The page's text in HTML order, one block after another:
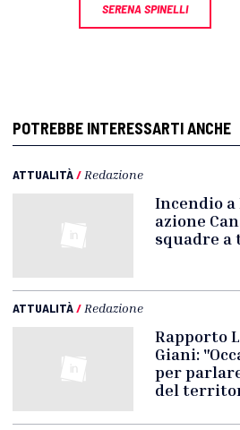
SERENA SPINELLI
POTREBBE INTERESSARTI ANCHE
ATTUALITÀ/ Redazione
Incendio
azione
squadre a
ATTUALITÀ/ Redazione
Rapporto
Giani:
per
del